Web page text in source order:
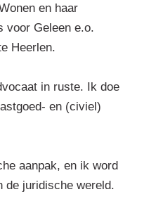
en haar
voor Geleen e.o.
Heerlen.
in ruste. Ik doe
en (civiel)
aanpak, en ik word
de juridische wereld.